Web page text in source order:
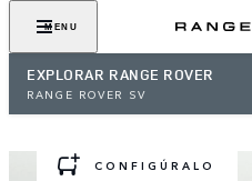
MENU
EXPLORAR RANGE ROVER
RANGE ROVER SV
RANGE
Range Rover SV Ultra. El
CONFIGÚRALO